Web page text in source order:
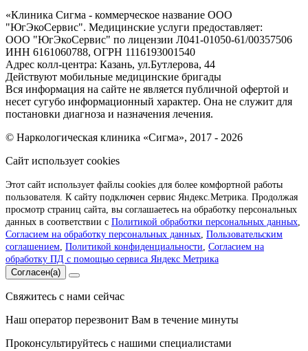
«Клиника Сигма - коммерческое название ООО
"ЮгЭкоСервис". Медицинские услуги предоставляет:
ООО "ЮгЭкоСервис" по лицензии Л041-01050-61/00357506
ИНН 6161060788, ОГРН 1116193001540
Адрес колл-центра: Казань, ул.Бутлерова, 44
Действуют мобильные медицинские бригады
Вся информация на сайте не является публичной офертой и
несет сугубо информационный характер. Она не служит для
постановки диагноза и назначения лечения.
© Наркологическая клиника «Сигма», 2017 - 2026
Сайт использует cookies
Этот сайт использует файлы cookies для более комфортной работы
пользователя. К сайту подключен сервис Яндекс.Метрика. Продолжая
просмотр страниц сайта, вы соглашаетесь на обработку персональных
данных в соответствии с Политикой обработки персональных данных,
Согласием на обработку персональных данных, Пользовательским
соглашением, Политикой конфиденциальности, Согласием на
обработку ПД с помощью сервиса Яндекс Метрика
Согласен(а)
Свяжитесь с нами сейчас
Наш оператор перезвонит Вам в течение минуты
Проконсультируйтесь с нашими специалистами